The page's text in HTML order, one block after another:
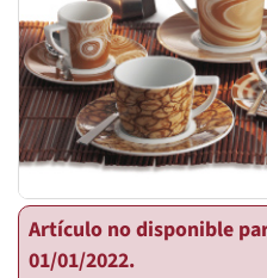
Artículo no disponible
01/01/2022.